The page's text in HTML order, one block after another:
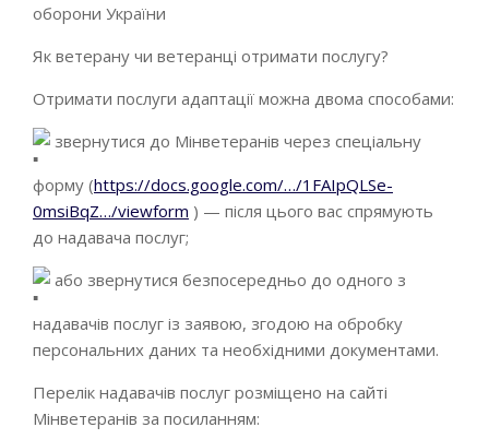
оборони України
Як ветерану чи ветеранці отримати послугу?
Отримати послуги адаптації можна двома способами:
звернутися до Мінветеранів через спеціальну
форму (https://docs.google.com/…/1FAIpQLSe-
0msiBqZ…/viewform ) — після цього вас спрямують
до надавача послуг;
або звернутися безпосередньо до одного з
надавачів послуг із заявою, згодою на обробку
персональних даних та необхідними документами.
Перелік надавачів послуг розміщено на сайті
Мінветеранів за посиланням: